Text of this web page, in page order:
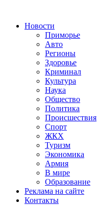
Новости
Приморье
Авто
Регионы
Здоровье
Криминал
Культура
Наука
Общество
Политика
Происшествия
Спорт
ЖКХ
Туризм
Экономика
Армия
В мире
Образование
Реклама на сайте
Контакты